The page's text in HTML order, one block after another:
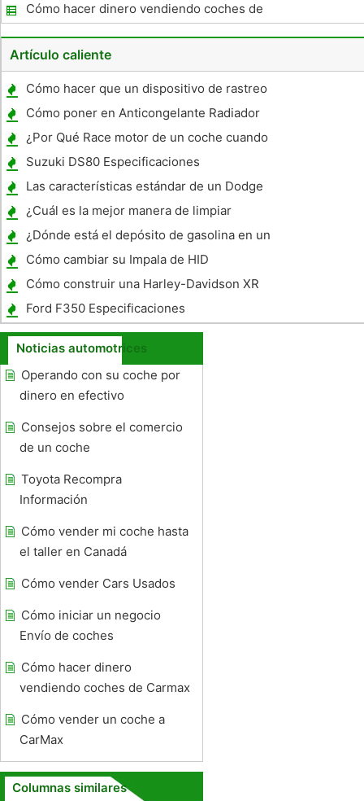
Cómo hacer dinero vendiendo coches de
Carmax
Artículo caliente
Cómo hacer que un dispositivo de rastreo
de vehículos
Cómo poner en Anticongelante Radiador
¿Por Qué Race motor de un coche cuando
se inicia en clima frío?
Suzuki DS80 Especificaciones
Las características estándar de un Dodge
Grand Caravan
¿Cuál es la mejor manera de limpiar
Chrome?
¿Dónde está el depósito de gasolina en un
Mercedes C230 ?
Cómo cambiar su Impala de HID
Cómo construir una Harley-Davidson XR
750 Dirt Track Motor
Ford F350 Especificaciones
Noticias automotrices
Operando con su coche por
dinero en efectivo
Consejos sobre el comercio
de un coche
Toyota Recompra
Información
Cómo vender mi coche hasta
el taller en Canadá
Cómo vender Cars Usados ​​
Cómo iniciar un negocio
Envío de coches
Cómo hacer dinero
vendiendo coches de Carmax
Cómo vender un coche a
CarMax
Columnas similares